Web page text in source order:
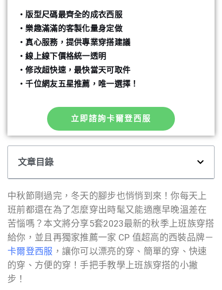
・版型尺碼最齊全的成衣西服
・樂趣滿滿的客製化量身定做
・真心服務，提供專業穿搭建議
・線上線下價格統一透明
・修改超快速，最快當天可取件
・千位網友五星推薦，唯一選擇！
立即諮詢卡爾登西服
文章目錄
中秋節剛過完，冬天的腳步也悄悄到來！你每天上
班前都還在為了怎麼穿出時髦又能適應早晚溫差在
苦惱嗎？本文將分享5套2023最新的秋季上班族穿搭
給你，並且再獨家推薦一家 CP 值超高的西裝品牌－
卡爾登西服 ，讓你可以漂亮的穿、簡單的穿、快速
的穿、方便的穿！手把手教學上班族穿搭的小撇
步！